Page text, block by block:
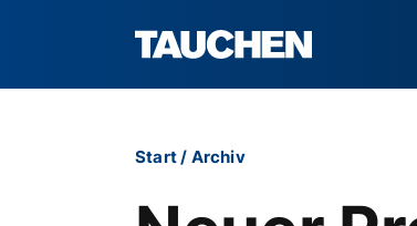
Start/ Archiv